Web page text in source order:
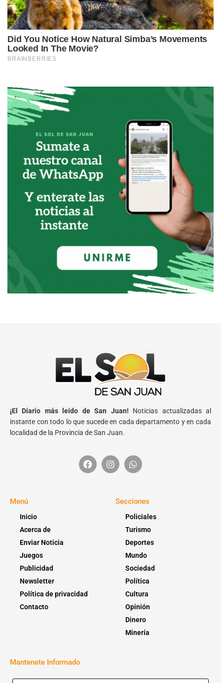
¡El Diario más leído de San Juan! Noticias actualizadas al
instante con todo lo que sucede en cada departamento y en cada
localidad de la Provincia de San Juan.
Menú
Inicio
Acerca de
Enviar Noticia
Juegos
Publicidad
Newsletter
Política de privacidad
Contacto
Secciones
Policiales
Turismo
Deportes
Mundo
Sociedad
Política
Cultura
Opinión
Dinero
Minería
Mantenete Informado